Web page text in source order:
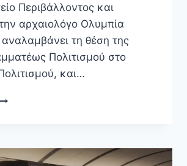
Περιβάλλοντος και
αρχαιολόγο Ολυμπία
τη θέση της
Πολιτισμού στο
και…
ΚΥΒΈΡΝΗΣΗ: